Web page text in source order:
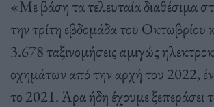
«Με βάση τα τελευταία διαθέσιμα
την τρίτη εβδομάδα του Οκτωβρίου
3.678 ταξινομήσεις αμιγώς
οχημάτων από την αρχή του 2022,
το 2021. Άρα ήδη έχουμε ξεπεράσει